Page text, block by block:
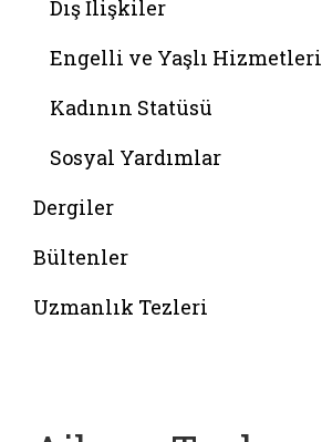
Dış İlişkiler
Engelli ve Yaşlı Hizmetleri
Kadının Statüsü
Sosyal Yardımlar
Dergiler
Bültenler
Uzmanlık Tezleri